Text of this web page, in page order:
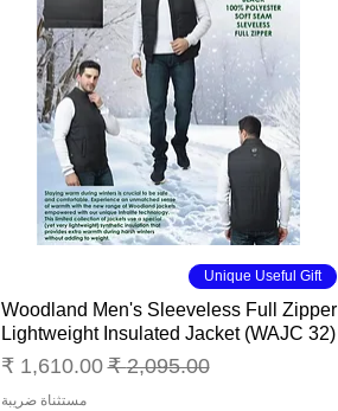
العرض السريعUnique Useful Gift
Woodland Men's Sleeveless Full Zipper
Lightweight Insulated Jacket (WAJC 32)
سعر عادي‏2,095.00 ₹ سعر البيع‏1,610.00 ₹
مستثناة ضريبة